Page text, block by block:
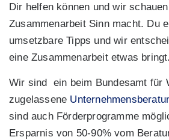
Dir helfen können und wir
Zusammenarbeit Sinn macht. Du
umsetzbare Tipps und wir
eine Zusammenarbeit etwas bringt.
Wir sind ein beim Bundesamt für
zugelassene
sind auch Förderprogramme
Ersparnis von 50-90% vom